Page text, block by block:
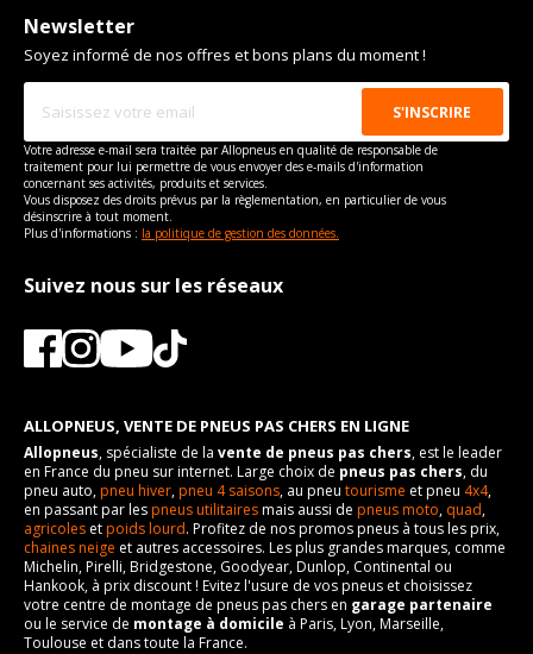
Newsletter
Soyez informé de nos offres et bons plans du moment !
Votre adresse e-mail sera traitée par Allopneus en qualité de responsable de
traitement pour lui permettre de vous envoyer des e-mails d'information
concernant ses activités, produits et services.
Vous disposez des droits prévus par la règlementation, en particulier de vous
désinscrire à tout moment.
Plus d'informations : la politique de gestion des données.
Suivez nous sur les réseaux
ALLOPNEUS, VENTE DE PNEUS PAS CHERS EN LIGNE
Allopneus, spécialiste de la vente de pneus pas chers, est le leader
en France du pneu sur internet. Large choix de pneus pas chers, du
pneu auto,pneu hiver,pneu 4 saisons, au pneu tourisme et pneu 4x4,
en passant par lespneus utilitairesmais aussi de pneus moto, quad,
agricoles etpoids lourd. Profitez de nos promos pneus à tous les prix,
chaines neige et autres accessoires. Les plus grandes marques, comme
Michelin, Pirelli, Bridgestone, Goodyear, Dunlop, Continental ou
Hankook, à prix discount ! Evitez l'usure de vos pneus et choisissez
votre centre de montage de pneus pas chers en garage partenaire
ou le service de montage à domicile à Paris, Lyon, Marseille,
Toulouse et dans toute la France.